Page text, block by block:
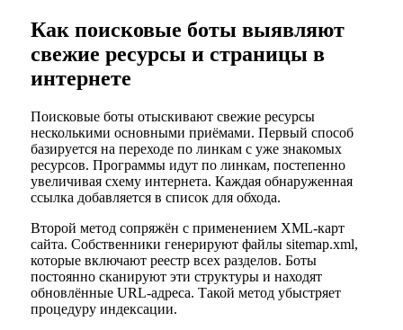
Как поисковые боты выявляют
свежие ресурсы и страницы в
интернете
Поисковые боты отыскивают свежие ресурсы
несколькими основными приёмами. Первый способ
базируется на переходе по линкам с уже знакомых
ресурсов. Программы идут по линкам, постепенно
увеличивая схему интернета. Каждая обнаруженная
ссылка добавляется в список для обхода.
Второй метод сопряжён с применением XML-карт
сайта. Собственники генерируют файлы sitemap.xml,
которые включают реестр всех разделов. Боты
постоянно сканируют эти структуры и находят
обновлённые URL-адреса. Такой метод убыстряет
процедуру индексации.